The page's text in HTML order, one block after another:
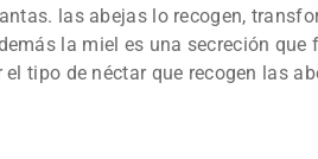
las abejas lo recogen,
la miel es una secreción
tipo de néctar que recogen las